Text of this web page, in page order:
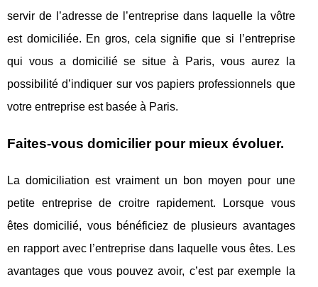
servir de l’adresse de l’entreprise dans laquelle la vôtre
est domiciliée. En gros, cela signifie que si l’entreprise
qui vous a domicilié se situe à Paris, vous aurez la
possibilité d’indiquer sur vos papiers professionnels que
votre entreprise est basée à Paris.
Faites-vous domicilier pour mieux évoluer.
La domiciliation est vraiment un bon moyen pour une
petite entreprise de croitre rapidement. Lorsque vous
êtes domicilié, vous bénéficiez de plusieurs avantages
en rapport avec l’entreprise dans laquelle vous êtes. Les
avantages que vous pouvez avoir, c’est par exemple la